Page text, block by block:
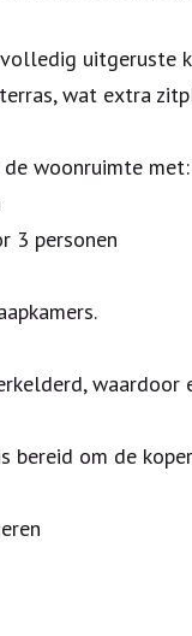
uitgeruste
wat extra
woonruimte met:
3 personen
bereid om de